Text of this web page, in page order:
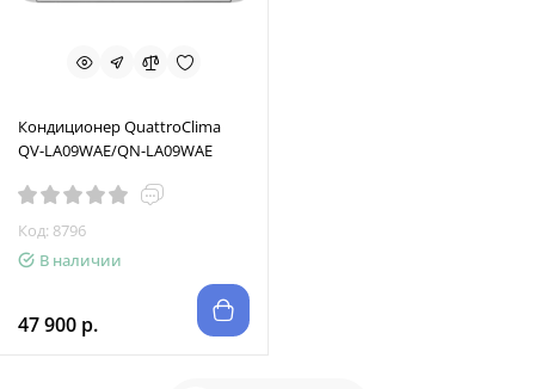
Кондиционер QuattroClima
QV-LA09WAE/QN-LA09WAE
Код: 8796
В наличии
47 900 р.